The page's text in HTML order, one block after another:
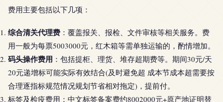
费用主要包括以下几项：
综合清关代理费 ：覆盖报关、报检、文件审核等相关服务。费
用一般为每票5003000元，红木箱等需单独运输的，酌情增加。
码头操作费用 ：包括提柜、理货、堆存超期费等。期间30元/天
20元递增标可能实际有效结合(及时避免超 成本节成本超需要按
合理逐指标规范情况规划节省相对拖定)，提前付。
标签及检疫费用：中文标签备案费约8002000元+原产地证明替